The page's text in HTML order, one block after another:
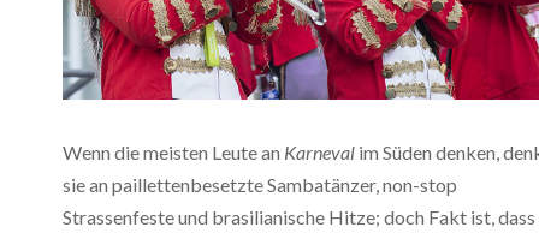
Wenn die meisten Leute an Karneval im Süden denken,
sie an paillettenbesetzte Sambatänzer, non-stop
Strassenfeste und brasilianische Hitze; doch Fakt ist, dass